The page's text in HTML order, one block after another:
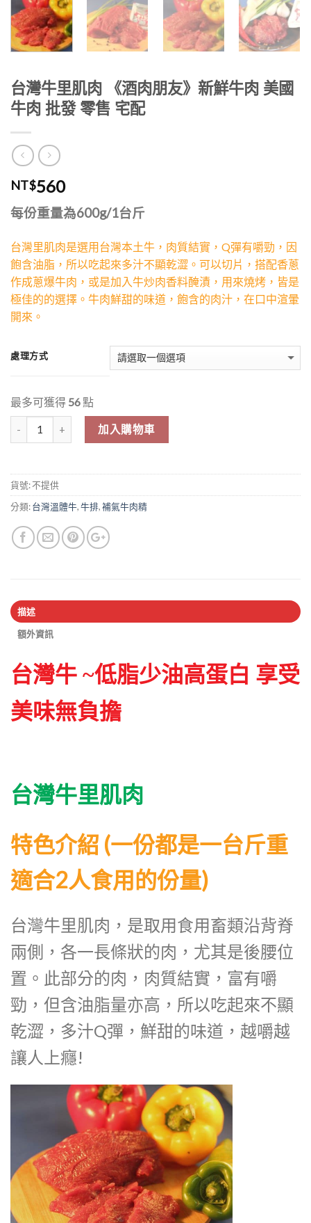
台灣牛里肌肉 《酒肉朋友》新鮮牛肉 美國
牛肉 批發 零售 宅配
NT$560
每份重量為600g/1台斤
台灣里肌肉是選用台灣本土牛，肉質結實，Q彈有嚼勁，因
飽含油脂，所以吃起來多汁不顯乾澀。可以切片，搭配香蔥
作成蔥爆牛肉，或是加入牛炒肉香料醃漬，用來燒烤，皆是
極佳的的選擇。牛肉鮮甜的味道，飽含的肉汁，在口中渲暈
開來。
處理方式
最多可獲得 56 點
加入購物車
貨號:不提供
分類:台灣溫體牛,牛排,補氣牛肉精
描述
額外資訊
台灣牛 ~低脂少油高蛋白 享受
美味無負擔
台灣牛里肌肉
特色介紹 (一份都是一台斤重
適合2人食用的份量)
台灣牛里肌肉，是取用食用畜類沿背脊
兩側，各一長條狀的肉，尤其是後腰位
置。此部分的肉，肉質結實，富有嚼
勁，但含油脂量亦高，所以吃起來不顯
乾澀，多汁Q彈，鮮甜的味道，越嚼越
讓人上癮!